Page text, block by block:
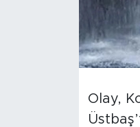
Olay,